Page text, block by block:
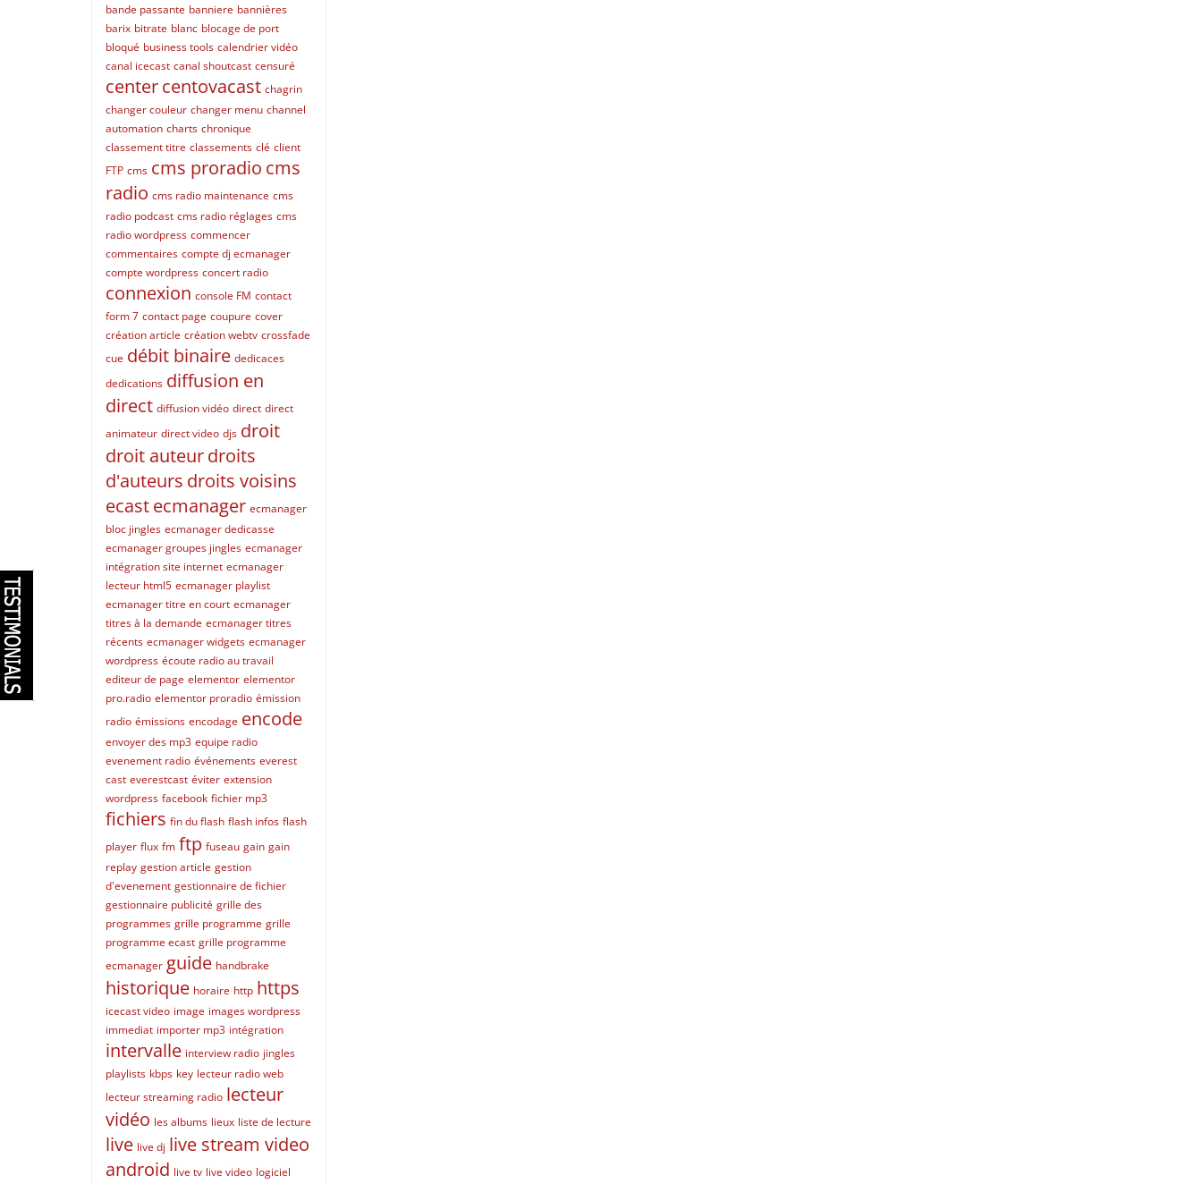
bande passante banniere bannières
barix bitrate blanc blocage de port
bloqué business tools calendrier vidéo
canal icecast canal shoutcast censuré
centercentovacast chagrin
changer couleur changer menu channel
automation charts chronique
classement titre classements clé client
FTP cms cms proradio cms
radio cms radio maintenance cms
radio podcast cms radio réglages cms
radio wordpress commencer
commentaires compte dj ecmanager
compte wordpress concert radio
connexion console FM contact
form 7 contact page coupure cover
création article création webtv crossfade
cue débit binaire dedicaces
dedications diffusion en
direct diffusion vidéo direct direct
animateur direct video djs droit
droit auteurdroits
d'auteurs droits voisins
ecastecmanager ecmanager
bloc jingles ecmanager dedicasse
ecmanager groupes jingles ecmanager
intégration site internet ecmanager
lecteur html5 ecmanager playlist
ecmanager titre en court ecmanager
titres à la demande ecmanager titres
récents ecmanager widgets ecmanager
wordpress écoute radio au travail
editeur de page elementor elementor
pro.radio elementor proradio émission
radio émissions encodage encode
envoyer des mp3 equipe radio
evenement radio événements everest
cast everestcast éviter extension
wordpress facebook fichier mp3
fichiers fin du flash flash infos flash
player flux fm ftp fuseau gain gain
replay gestion article gestion
d'evenement gestionnaire de fichier
gestionnaire publicité grille des
programmes grille programme grille
programme ecast grille programme
ecmanager guide handbrake
historique horaire http https
icecast video image images wordpress
immediat importer mp3 intégration
intervalle interview radio jingles
playlists kbps key lecteur radio web
lecteur streaming radio lecteur
vidéo les albums lieux liste de lecture
live live dj live stream video
android live tv live video logiciel